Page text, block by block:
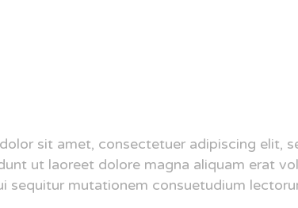
sit amet, consectetuer adipiscing elit,
ut laoreet dolore magna aliquam erat
sequitur mutationem consuetudium